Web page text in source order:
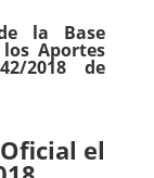
la Base
Aportes
2018 de
el